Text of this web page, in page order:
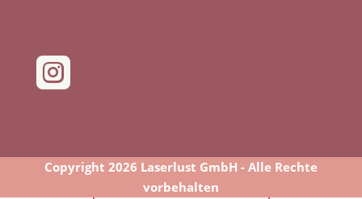

Copyright 2026 Laserlust GmbH - Alle Rechte
vorbehalten